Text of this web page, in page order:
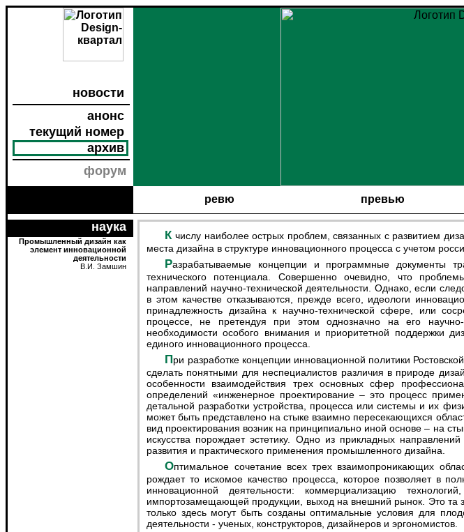
новости
анонс
текущий номер
архив
форум
ревю превью
наука
Промышленный дизайн как
элемент инновационной
деятельности
В.И. Замшин
К числу наиболее острых проблем, связанных с развитием дизайна, его интеграцией в промышленность относится выявление роли и
места дизайна в структуре инновационного процесса с учетом
Разрабатываемые концепции и программные документы традиционно ориентируются на приоритетное наращивание научно-
технического потенциала. Совершенно очевидно, что
направлений научно-технической деятельности. Однако, если
в этом качестве отказываются, прежде всего, идеологи
принадлежность дизайна к научно-технической сфере, или
процессе, не претендуя при этом однозначно на его
необходимости особого внимания и приоритетной поддержки
единого инновационного процесса.
При разработке концепции инновационной политики Ростовской области потребовалось на элементарном уровне проанализировать и
сделать понятными для неспециалистов различия в природе
особенности взаимодействия трех основных сфер
определений «инженерное проектирование – это процесс
детальной разработки устройства, процесса или системы и их
может быть представлено на стыке взаимно пересекающихся
вид проектирования возник на принципиально иной основе – на
искусства порождает эстетику. Одно из прикладных
развития и практического применения промышленного дизайна.
Оптимальное сочетание всех трех взаимопроникающих областей профессиональной деятельности: науки, техники и искусства и
рождает то искомое качество процесса, которое позволяет в
инновационной деятельности: коммерциализацию
импортозамещающей продукции, выход на внешний рынок. Это та
только здесь могут быть созданы оптимальные условия для
деятельности - ученых, конструкторов, дизайнеров и эргономистов.